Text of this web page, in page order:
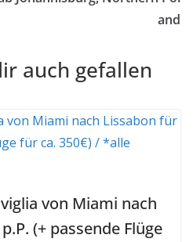
and
auch gefallen
von Miami nach
(+ passende Flüge